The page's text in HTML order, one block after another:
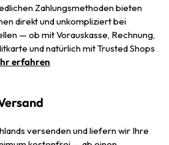
Zahlungsmethoden bieten
direkt und unkompliziert bei
— ob mit Vorauskasse, Rechnung,
und natürlich mit Trusted Shops
erfahren
versenden und liefern wir Ihre